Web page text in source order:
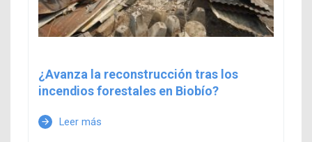
¿Avanza la reconstrucción tras los
incendios forestales en Biobío?
arrow_forward Leer más